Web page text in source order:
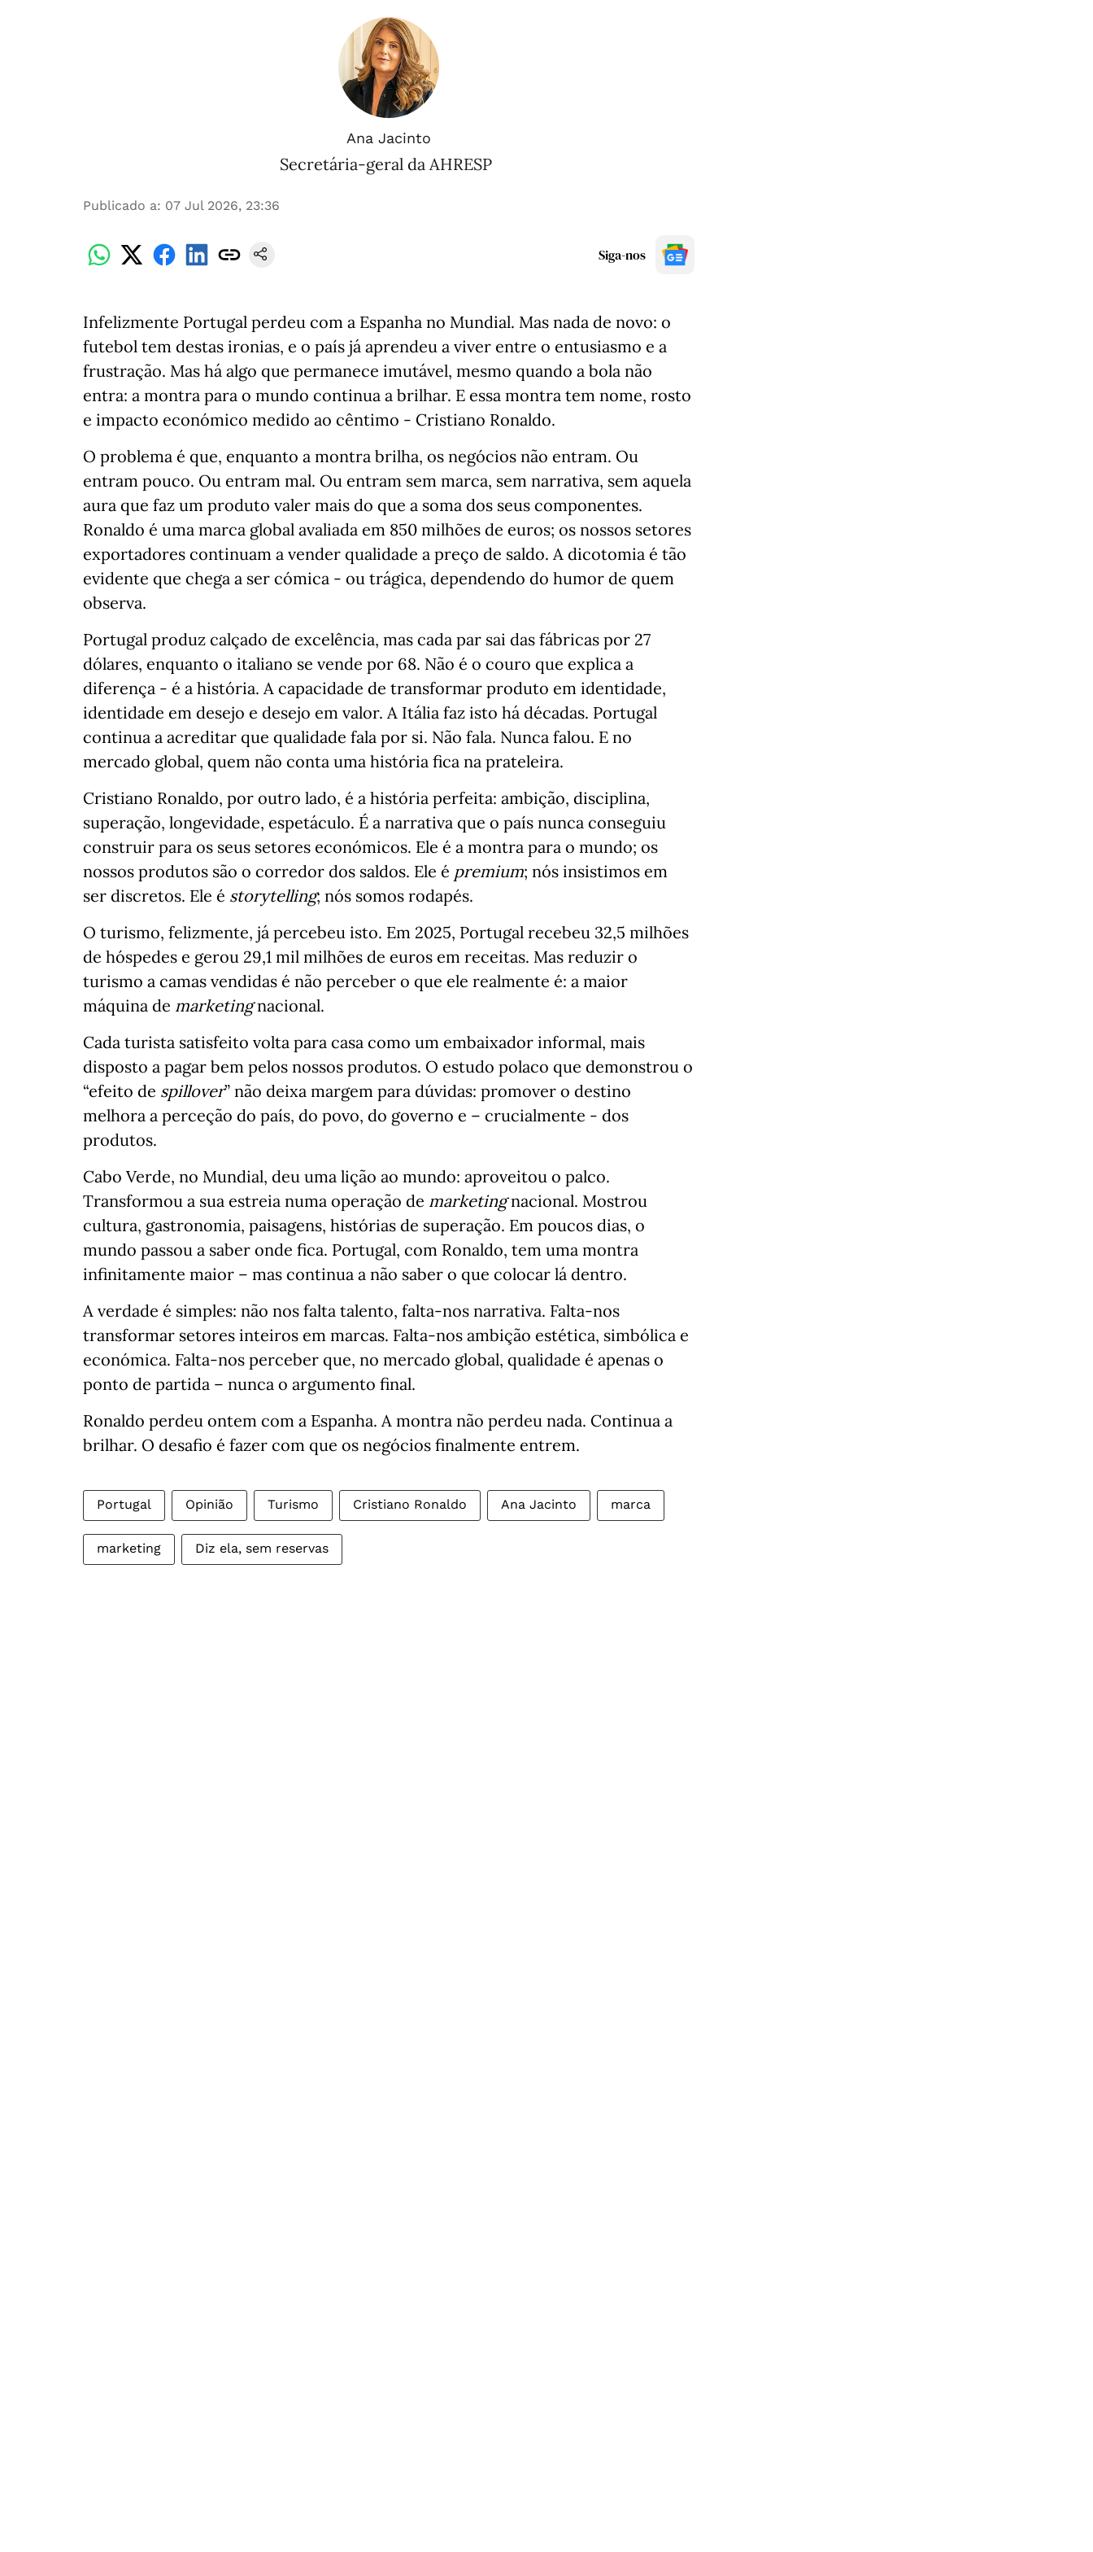
Ana Jacinto
Secretária-geral da AHRESP
Publicado a: 07 Jul 2026, 23:36
Siga-nos
Infelizmente Portugal perdeu com a Espanha no Mundial. Mas nada de novo: o
futebol tem destas ironias, e o país já aprendeu a viver entre o entusiasmo e a
frustração. Mas há algo que permanece imutável, mesmo quando a bola não
entra: a montra para o mundo continua a brilhar. E essa montra tem nome, rosto
e impacto económico medido ao cêntimo - Cristiano Ronaldo.
O problema é que, enquanto a montra brilha, os negócios não entram. Ou
entram pouco. Ou entram mal. Ou entram sem marca, sem narrativa, sem aquela
aura que faz um produto valer mais do que a soma dos seus componentes.
Ronaldo é uma marca global avaliada em 850 milhões de euros; os nossos setores
exportadores continuam a vender qualidade a preço de saldo. A dicotomia é tão
evidente que chega a ser cómica - ou trágica, dependendo do humor de quem
observa.
Portugal produz calçado de excelência, mas cada par sai das fábricas por 27
dólares, enquanto o italiano se vende por 68. Não é o couro que explica a
diferença - é a história. A capacidade de transformar produto em identidade,
identidade em desejo e desejo em valor. A Itália faz isto há décadas. Portugal
continua a acreditar que qualidade fala por si. Não fala. Nunca falou. E no
mercado global, quem não conta uma história fica na prateleira.
Cristiano Ronaldo, por outro lado, é a história perfeita: ambição, disciplina,
superação, longevidade, espetáculo. É a narrativa que o país nunca conseguiu
construir para os seus setores económicos. Ele é a montra para o mundo; os
nossos produtos são o corredor dos saldos. Ele é premium; nós insistimos em
ser discretos. Ele é storytelling; nós somos rodapés.
O turismo, felizmente, já percebeu isto. Em 2025, Portugal recebeu 32,5 milhões
de hóspedes e gerou 29,1 mil milhões de euros em receitas. Mas reduzir o
turismo a camas vendidas é não perceber o que ele realmente é: a maior
máquina de marketingnacional.
Cada turista satisfeito volta para casa como um embaixador informal, mais
disposto a pagar bem pelos nossos produtos. O estudo polaco que demonstrou o
“efeito de spillover” não deixa margem para dúvidas: promover o destino
melhora a perceção do país, do povo, do governo e – crucialmente - dos
produtos.
Cabo Verde, no Mundial, deu uma lição ao mundo: aproveitou o palco.
Transformou a sua estreia numa operação de marketingnacional. Mostrou
cultura, gastronomia, paisagens, histórias de superação. Em poucos dias, o
mundo passou a saber onde fica. Portugal, com Ronaldo, tem uma montra
infinitamente maior – mas continua a não saber o que colocar lá dentro.
A verdade é simples: não nos falta talento, falta-nos narrativa. Falta-nos
transformar setores inteiros em marcas. Falta-nos ambição estética, simbólica e
económica. Falta-nos perceber que, no mercado global, qualidade é apenas o
ponto de partida – nunca o argumento final.
Ronaldo perdeu ontem com a Espanha. A montra não perdeu nada. Continua a
brilhar. O desafio é fazer com que os negócios finalmente entrem.
Portugal Opinião Turismo Cristiano Ronaldo Ana Jacinto marca
marketing Diz ela, sem reservas